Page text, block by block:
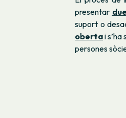
presentar
suport o
obertai
persones